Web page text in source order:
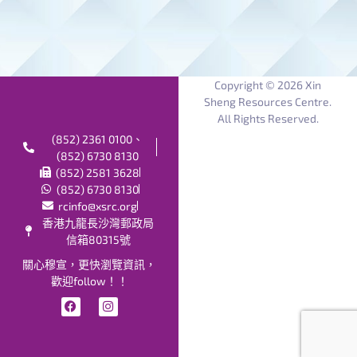
Copyright © 2026 Xin
Sheng Resources Centre.
All Rights Reserved.
(852) 2361 0100、
(852) 6730 8130
(852) 2581 3628
(852) 6730 8130
rcinfo@xsrc.org
香港九龍長沙灣郵政局
信箱80315號
關心穆宣，更快瀏覽資訊，
歡迎follow！！